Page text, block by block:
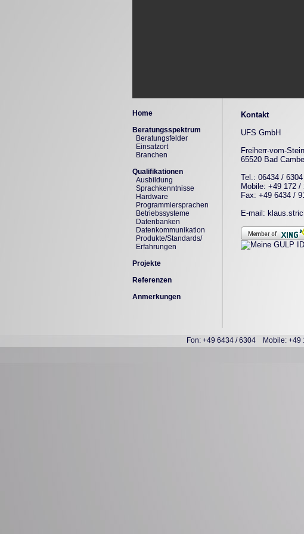
Home
Beratungsspektrum
Beratungsfelder
Einsatzort
Branchen
Qualifikationen
Ausbildung
Sprachkenntnisse
Hardware
Programmiersprachen
Betriebssysteme
Datenbanken
Datenkommunikation
Produkte/Standards/
Erfahrungen
Projekte
Referenzen
Anmerkungen
Kontakt
UFS GmbH
Freiherr-vom-
65520 Bad
Tel.: 06434 / 6304
Mobile: +49 172 /
Fax: +49 6434 /
E-mail:
Fon: +49 6434 / 6304 Mobile: